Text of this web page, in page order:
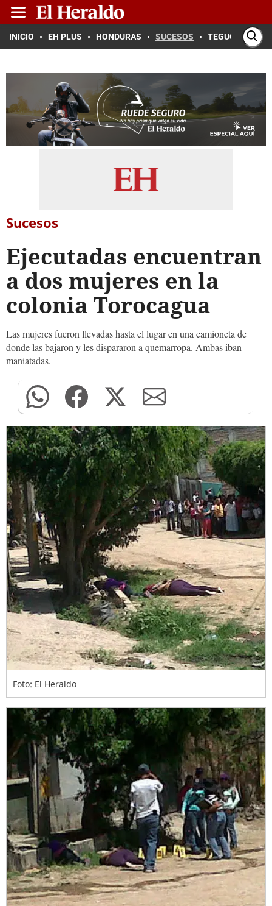
INICIO EH PLUS HONDURAS SUCESOS TEGUCIGALPA
Sucesos
Ejecutadas encuentran
a dos mujeres en la
colonia Torocagua
Las mujeres fueron llevadas hasta el lugar en una camioneta de
donde las bajaron y les dispararon a quemarropa. Ambas iban
maniatadas.
Foto: El Heraldo